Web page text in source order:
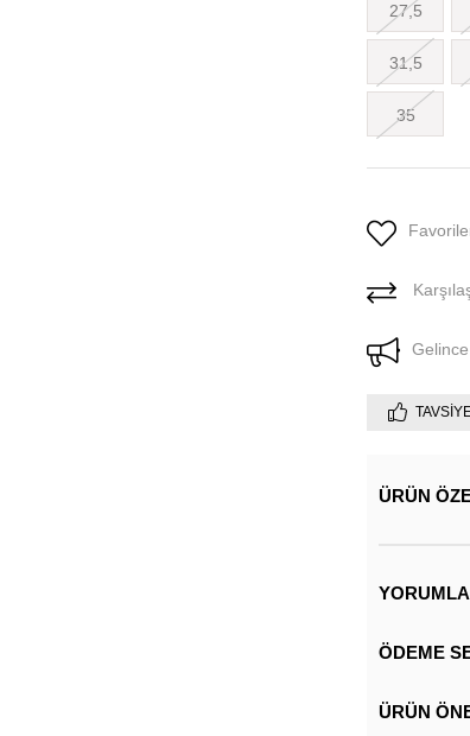
27,5
31,5
35
ÜRÜN
ÖDEME
ÜRÜN